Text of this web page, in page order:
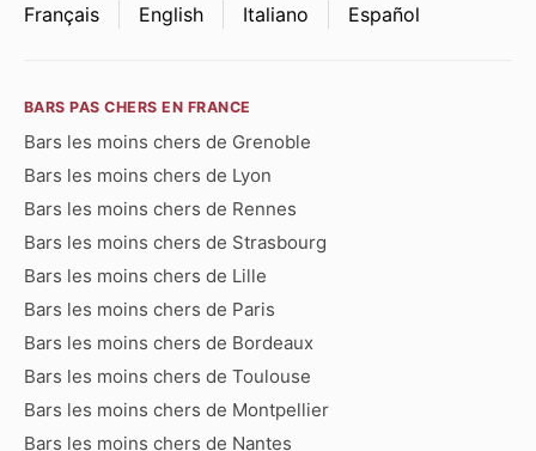
Français English Italiano Español
BARS PAS CHERS EN FRANCE
Bars les moins chers de Grenoble
Bars les moins chers de Lyon
Bars les moins chers de Rennes
Bars les moins chers de Strasbourg
Bars les moins chers de Lille
Bars les moins chers de Paris
Bars les moins chers de Bordeaux
Bars les moins chers de Toulouse
Bars les moins chers de Montpellier
Bars les moins chers de Nantes